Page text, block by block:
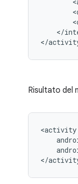
</
</
Risultato del
<activity
</